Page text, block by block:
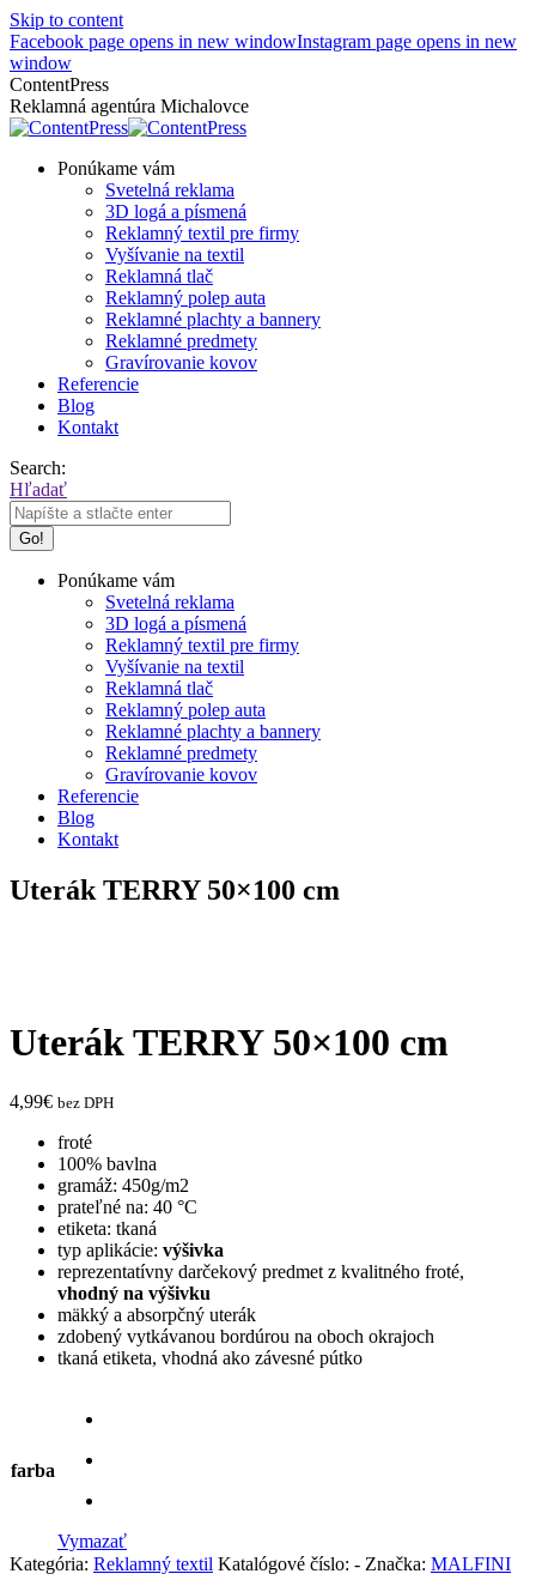
Skip to content
Facebook page opens in new windowInstagram page opens in new
window
ContentPress
Reklamná agentúra Michalovce
Ponúkame vám
Svetelná reklama
3D logá a písmená
Reklamný textil pre firmy
Vyšívanie na textil
Reklamná tlač
Reklamný polep auta
Reklamné plachty a bannery
Reklamné predmety
Gravírovanie kovov
Referencie
Blog
Kontakt
Search:
Hľadať
Ponúkame vám
Svetelná reklama
3D logá a písmená
Reklamný textil pre firmy
Vyšívanie na textil
Reklamná tlač
Reklamný polep auta
Reklamné plachty a bannery
Reklamné predmety
Gravírovanie kovov
Referencie
Blog
Kontakt
Uterák TERRY 50×100 cm
Uterák TERRY 50×100 cm
4,99€ bez DPH
froté
100% bavlna
gramáž: 450g/m2
prateľné na: 40 °C
etiketa: tkaná
typ aplikácie: výšivka
reprezentatívny darčekový predmet z kvalitného froté,
vhodný na výšivku
mäkký a absorpčný uterák
zdobený vytkávanou bordúrou na oboch okrajoch
tkaná etiketa, vhodná ako závesné pútko
farba
Vymazať
Kategória: Reklamný textil Katalógové číslo: - Značka: MALFINI